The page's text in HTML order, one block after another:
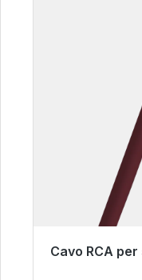
Cavo RCA
Pronto per la